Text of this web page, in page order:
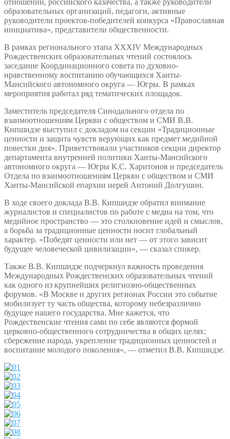
образовательных организаций, педагоги, активные
руководители проектов-победителей конкурса «Православная
инициатива», представители общественности.
В рамках регионального этапа XXXIV Международных
Рождественских образовательных чтений состоялось
заседание Координационного совета по духовно-
нравственному воспитанию обучающихся Ханты-
Мансийского автономного округа — Югры. В рамках
мероприятия работал ряд тематических площадок.
Заместитель председателя Синодального отдела по
взаимоотношениям Церкви с обществом и СМИ В.В.
Кипшидзе выступил с докладом на секции «Традиционные
ценности и защита чувств верующих как предмет медийной
повестки дня». Приветствовали участников секции директор
департамента внутренней политики Ханты-Мансийского
автономного округа — Югры К.С. Харитонов и председатель
Отдела по взаимоотношениям Церкви с обществом и СМИ
Ханты-Мансийской епархии иерей Антоний Долгушин.
В ходе своего доклада В.В. Кипшидзе обратил внимание
журналистов и специалистов по работе с медиа на том, что
медийное пространство — это столкновение идей и смыслов,
а борьба за традиционные ценности носит глобальный
характер. «Победят ценности или нет — от этого зависит
будущее человеческой цивилизации», — сказал спикер.
Также В.В. Кипшидзе подчеркнул важность проведения
Международных Рождественских образовательных чтений
как одного из крупнейших религиозно-общественных
форумов. «В Москве и других регионах России это событие
мобилизует ту часть общества, которому небезразлично
будущее нашего государства. Мне кажется, что
Рождественские чтения сами по себе являются формой
церковно-общественного сотрудничества в общих целях:
сбережение народа, укрепление традиционных ценностей и
воспитание молодого поколения», — отметил В.В. Кипшидзе.